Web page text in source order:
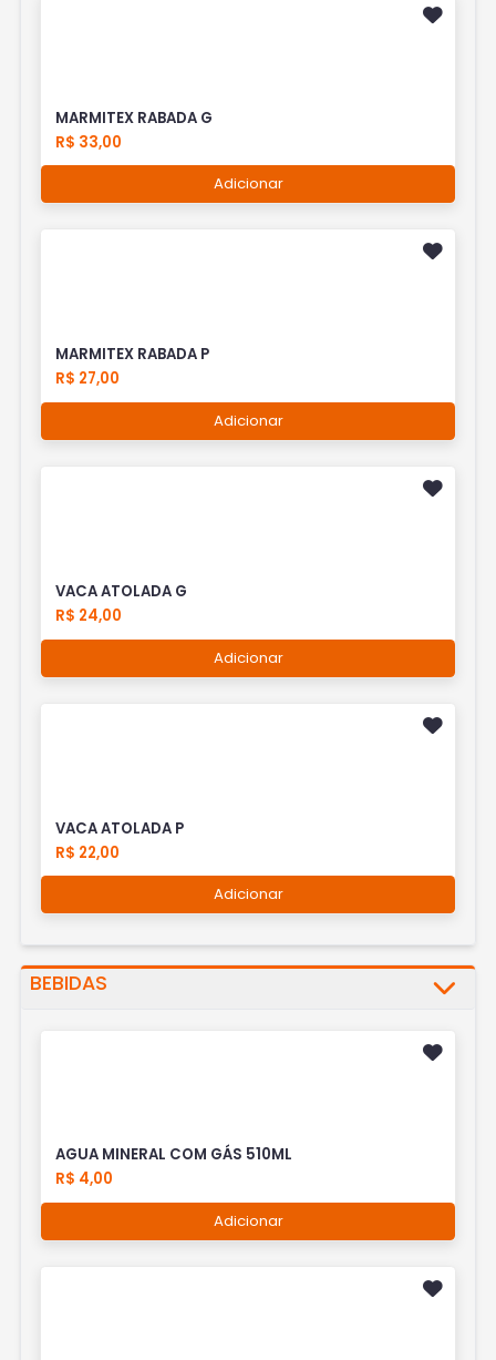
MARMITEX RABADA G
R$ 33,00
Adicionar
MARMITEX RABADA P
R$ 27,00
Adicionar
VACA ATOLADA G
R$ 24,00
Adicionar
VACA ATOLADA P
R$ 22,00
Adicionar
BEBIDAS
AGUA MINERAL COM GÁS 510ML
R$ 4,00
Adicionar